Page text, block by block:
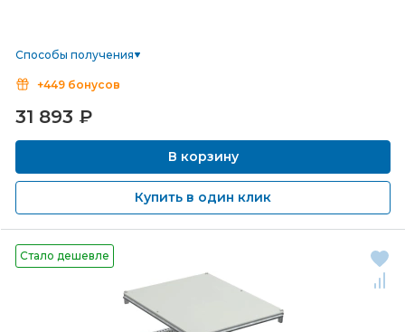
Способы получения
+449 бонусов
31 893 ₽
В корзину
Купить в один клик
Стало дешевле